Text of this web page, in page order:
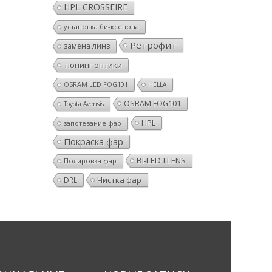
HPL CROSSFIRE
установка би-ксенона
замена линз Ретрофит
тюнинг оптики
OSRAM LED FOG101 HELLA
Toyota Avensis OSRAM FOG101
запотевание фар HPL
Покраска фар
Полировка фар BI-LED I.LENS
DRL Чистка фар